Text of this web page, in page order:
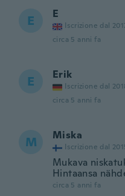
E E
Iscrizione dal
circa 5 anni fa
E Erik
Iscrizione dal
circa 5 anni fa
M Miska
Iscrizione dal
Mukava
Hintaansa
circa 5 anni fa